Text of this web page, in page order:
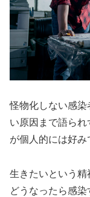
怪物化しない感
い原因まで語ら
が個人的には好み
生きたいという精
どうなったら感